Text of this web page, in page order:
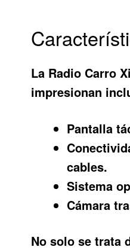
La Radio Carro
impresionan
Pantalla
cables.
Sistema
Cámara
No solo se trata